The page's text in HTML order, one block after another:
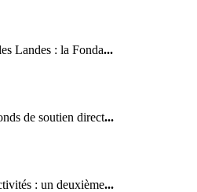
Landes : la Fonda...
de soutien direct...
: un deuxième...